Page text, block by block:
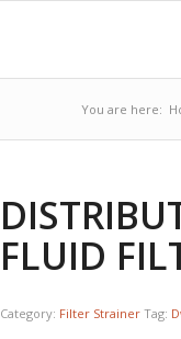
You are here:
FLUID
Category: Filter Strainer Tag: